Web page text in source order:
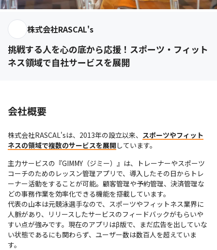
株式会社RASCAL's
挑戦する人を心の底から応援！スポーツ・フィット
ネス領域で自社サービスを展開
会社概要
株式会社RASCAL'sは、2013年の設立以来、 スポーツやフィット
ネスの領域で複数のサービスを展開 しています。
主力サービスの『GIMMY（ジミー）』は、トレーナーやスポーツ
コーチのためのレッスン管理アプリで、導入したその日からトレ
ーナー活動をすることが可能。顧客管理や予約管理、決済管理な
どの事務作業を効率化できる機能を搭載しています。
代表の山本は元競泳選手なので、スポーツやフィットネス業界に
人脈があり、リリースしたサービスのフィードバックがもらいや
すい点が強みです。現在のアプリはβ版で、まだ広告を出していな
い状態であるにも関わらず、ユーザー数は数百人を超えていま
す。